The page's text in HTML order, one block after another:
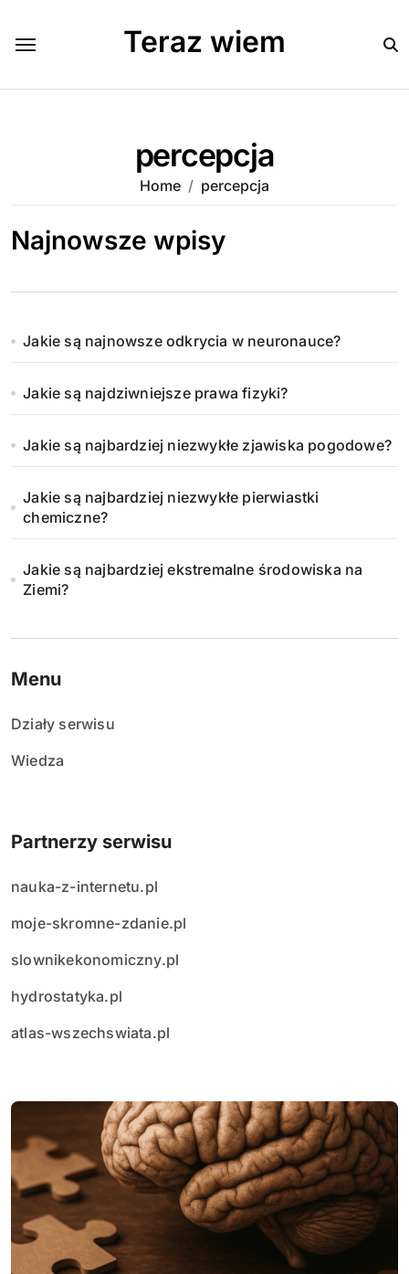
content
Teraz wiem
percepcja
Home percepcja
Najnowsze wpisy
Jakie są najnowsze odkrycia w neuronauce?
Jakie są najdziwniejsze prawa fizyki?
Jakie są najbardziej niezwykłe zjawiska pogodowe?
Jakie są najbardziej niezwykłe pierwiastki
chemiczne?
Jakie są najbardziej ekstremalne środowiska na
Ziemi?
Menu
Działy serwisu
Wiedza
Partnerzy serwisu
nauka-z-internetu.pl
moje-skromne-zdanie.pl
slownikekonomiczny.pl
hydrostatyka.pl
atlas-wszechswiata.pl